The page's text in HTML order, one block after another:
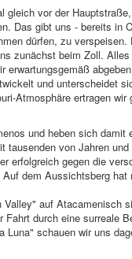
gleich vor der
Das gibt uns - bereits in
dürfen, zu verspeisen.
zunächst beim Zoll.
erwartungsgemäß
und unterscheidet
Atmosphäre ertragen
und heben sich
tausenden von Jahren
erfolgreich gegen die
dem Aussichtsberg
auf Atacamenisch
Fahrt durch eine surreale
Luna" schauen wir uns